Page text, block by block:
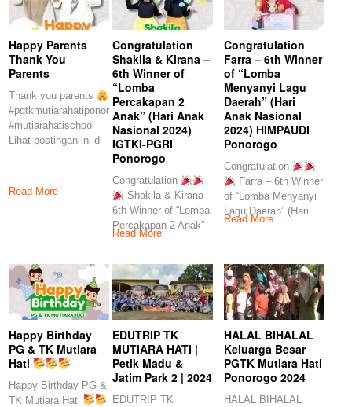
Happy Parents
Thank You
Parents
Thank you parents
#pgtkmutiarahatiponorogo
#mutiarahatischool
Lihat postingan ini di
Read More
Congratulation
Shakila & Kirana –
6th Winner of
“Lomba
Percakapan 2
Anak” (Hari Anak
Nasional 2024)
IGTKI-PGRI
Ponorogo
Congratulation
Shakila & Kirana –
6th Winner of “Lomba
Percakapan 2 Anak”
(Hari
Read More
Congratulation
Farra – 6th Winner
of “Lomba
Menyanyi Lagu
Daerah” (Hari
Anak Nasional
2024) HIMPAUDI
Ponorogo
Congratulation
Farra – 6th Winner
of “Lomba Menyanyi
Lagu Daerah” (Hari
Anak Nasional
Read More
Happy Birthday
PG & TK Mutiara
Hati
Happy Birthday PG &
TK Mutiara Hati
EDUTRIP TK
MUTIARA HATI |
Petik Madu &
Jatim Park 2 | 2024
EDUTRIP TK
HALAL BIHALAL
Keluarga Besar
PGTK Mutiara Hati
Ponorogo 2024
HALAL BIHALAL